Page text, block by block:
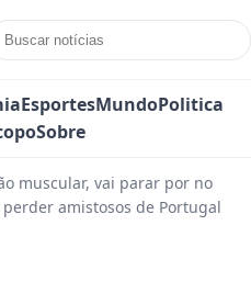
EsportesMundoPolitica
Sobre
muscular, vai parar por no
amistosos de Portugal